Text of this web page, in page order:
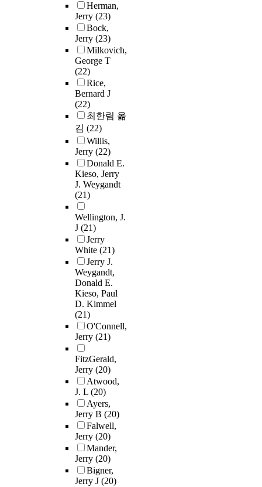
Herman,
Jerry (23)
Bock,
Jerry (23)
Milkovich,
George T
(22)
Rice,
Bernard J
(22)
최한림 옮
김 (22)
Willis,
Jerry (22)
Donald E.
Kieso, Jerry
J. Weygandt
(21)
Wellington, J.
J (21)
Jerry
White (21)
Jerry J.
Weygandt,
Donald E.
Kieso, Paul
D. Kimmel
(21)
O'Connell,
Jerry (21)
FitzGerald,
Jerry (20)
Atwood,
J. L (20)
Ayers,
Jerry B (20)
Falwell,
Jerry (20)
Mander,
Jerry (20)
Bigner,
Jerry J (20)